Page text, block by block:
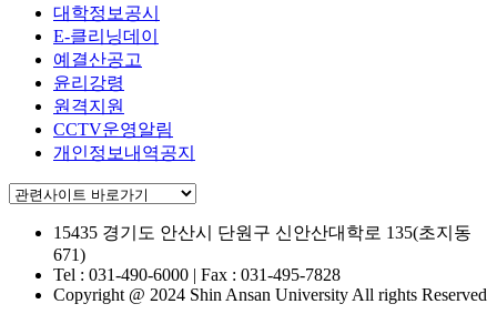
대학정보공시
E-클리닝데이
예결산공고
윤리강령
원격지원
CCTV운영알림
개인정보내역공지
15435 경기도 안산시 단원구 신안산대학로 135(초지동
671)
Tel : 031-490-6000 | Fax : 031-495-7828
Copyright @ 2024 Shin Ansan University All rights Reserved